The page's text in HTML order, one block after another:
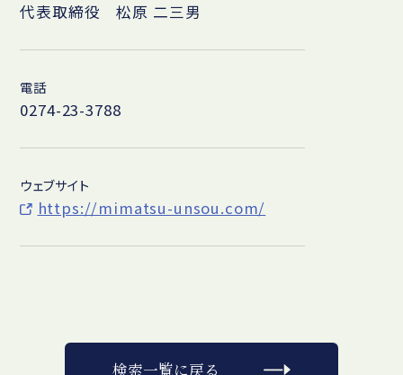
代表取締役 松原 二三男
電話
0274-23-3788
ウェブサイト
https://mimatsu-unsou.com/
検索一覧に戻る